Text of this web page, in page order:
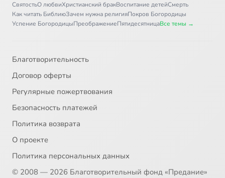
32 Алексий Карпатский, преподобный
Иона Киевский, преподобный
35 Иона, святой пророк
36 Иосиф Оптинский (c)
СвятостьО любвиХристианский бракВоспитание детейСмерть
Как читать БиблиюЗачем нужна религияПокров Богородицы
Успение БогородицыПреображениеПятидесятницаВсе темы →
Благотворительность
Договор оферты
Регулярные пожертвования
Безопасность платежей
Политика возврата
О проекте
Политика персональных данных
© 2008 — 2026 Благотворительный фонд «Предание»